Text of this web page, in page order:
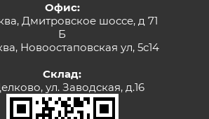
Офис:
Дмитровское шоссе, д 71
Б
Новоостаповская ул, 5с14
Склад:
ул. Заводская, д.16